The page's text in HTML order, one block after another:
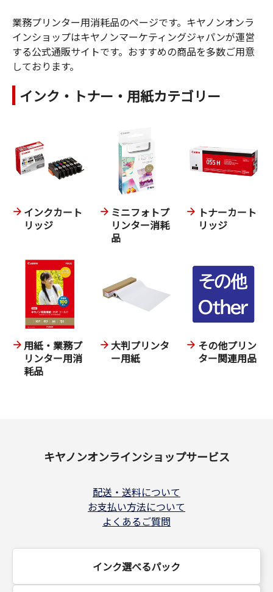
業務プリンター用消耗品のページです。キヤノンオンラ
インショップはキヤノンマーケティングジャパンが運営
する公式通販サイトです。おすすめの商品を多数ご用意
しております。
インク・トナー・用紙カテゴリー
インクカート
リッジ
ミニフォトプ
リンター消耗
品
トナーカート
リッジ
用紙・業務プ
リンター用消
耗品
大判プリンタ
ー用紙
その他プリン
ター関連用品
キヤノンオンラインショップサービス
配送・送料について
お支払い方法について
よくあるご質問
インク選べるパック